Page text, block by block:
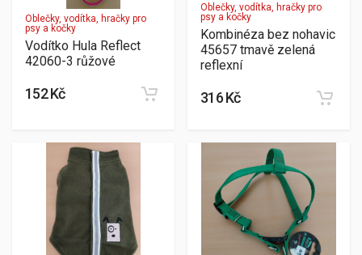
Oblečky, vodítka, hračky pro
psy a kočky
Vodítko Hula Reflect
42060-3 růžové
152 Kč
Oblečky, vodítka, hračky pro
psy a kočky
Kombinéza bez nohavic
45657 tmavě zelená
reflexní
316 Kč